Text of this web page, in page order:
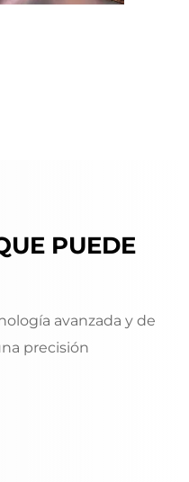
PUEDE
avanzada y de
precisión